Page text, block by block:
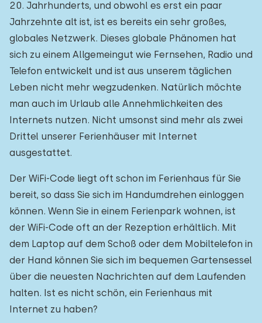
20. Jahrhunderts, und obwohl es erst ein paar
Jahrzehnte alt ist, ist es bereits ein sehr großes,
globales Netzwerk. Dieses globale Phänomen hat
sich zu einem Allgemeingut wie Fernsehen, Radio und
Telefon entwickelt und ist aus unserem täglichen
Leben nicht mehr wegzudenken. Natürlich möchte
man auch im Urlaub alle Annehmlichkeiten des
Internets nutzen. Nicht umsonst sind mehr als zwei
Drittel unserer Ferienhäuser mit Internet
ausgestattet.
Der WiFi-Code liegt oft schon im Ferienhaus für Sie
bereit, so dass Sie sich im Handumdrehen einloggen
können. Wenn Sie in einem Ferienpark wohnen, ist
der WiFi-Code oft an der Rezeption erhältlich. Mit
dem Laptop auf dem Schoß oder dem Mobiltelefon in
der Hand können Sie sich im bequemen Gartensessel
über die neuesten Nachrichten auf dem Laufenden
halten. Ist es nicht schön, ein Ferienhaus mit
Internet zu haben?